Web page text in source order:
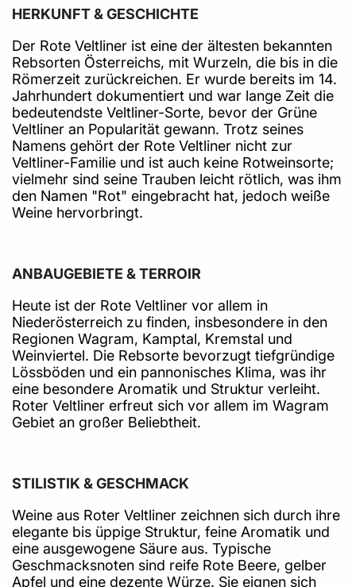
HERKUNFT & GESCHICHTE
Der Rote Veltliner ist eine der ältesten bekannten
Rebsorten Österreichs, mit Wurzeln, die bis in die
Römerzeit zurückreichen. Er wurde bereits im 14.
Jahrhundert dokumentiert und war lange Zeit die
bedeutendste Veltliner-Sorte, bevor der Grüne
Veltliner an Popularität gewann. Trotz seines
Namens gehört der Rote Veltliner nicht zur
Veltliner-Familie und ist auch keine Rotweinsorte;
vielmehr sind seine Trauben leicht rötlich, was ihm
den Namen "Rot" eingebracht hat, jedoch weiße
Weine hervorbringt.
ANBAUGEBIETE & TERROIR
Heute ist der Rote Veltliner vor allem in
Niederösterreich zu finden, insbesondere in den
Regionen Wagram, Kamptal, Kremstal und
Weinviertel. Die Rebsorte bevorzugt tiefgründige
Lössböden und ein pannonisches Klima, was ihr
eine besondere Aromatik und Struktur verleiht.
Roter Veltliner erfreut sich vor allem im Wagram
Gebiet an großer Beliebtheit.
STILISTIK & GESCHMACK
Weine aus Roter Veltliner zeichnen sich durch ihre
elegante bis üppige Struktur, feine Aromatik und
eine ausgewogene Säure aus. Typische
Geschmacksnoten sind reife Rote Beere, gelber
Apfel und eine dezente Würze. Sie eignen sich